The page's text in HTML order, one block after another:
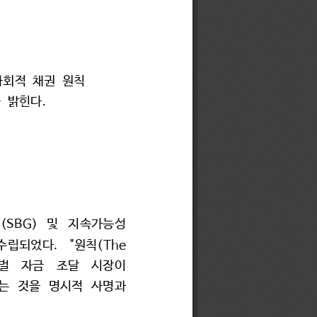
회적 채권 원칙
밝힌다.
(SBG) 및
지속가능성
립되었다 . "원칙(The
자금 조달
시장이
것을 명시적
사명과